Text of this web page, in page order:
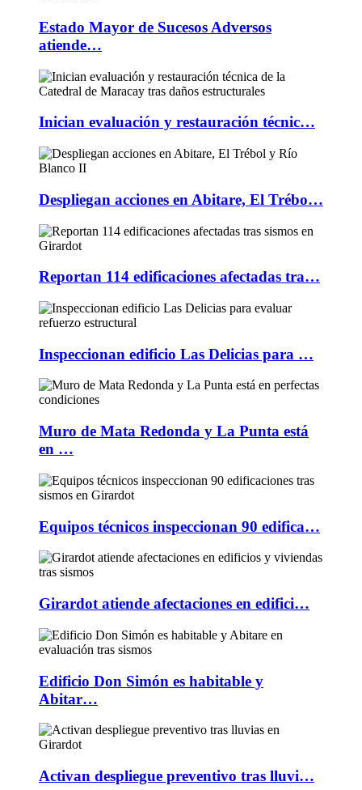
Estado Mayor de Sucesos Adversos
atiende…
Inician evaluación y restauración técnic…
Despliegan acciones en Abitare, El Trébo…
Reportan 114 edificaciones afectadas tra…
Inspeccionan edificio Las Delicias para …
Muro de Mata Redonda y La Punta está
en …
Equipos técnicos inspeccionan 90 edifica…
Girardot atiende afectaciones en edifici…
Edificio Don Simón es habitable y
Abitar…
Activan despliegue preventivo tras lluvi…